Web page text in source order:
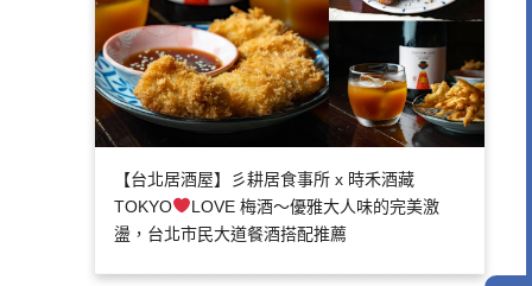
【台北居酒屋】彡耕居食事所 x 時禾酒藏
TOKYO
LOVE 梅酒～優雅大人味的完美激
盪，台北市民大道餐酒搭配推薦